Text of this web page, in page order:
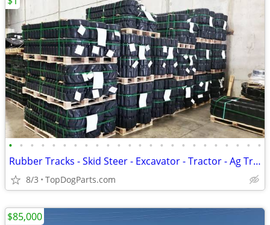
• • • • • • • • • • • • • • • • • • • • • • • •
Rubber Tracks - Skid Steer - Excavator - Tractor - Ag Track
8/3 TopDogParts.com
$85,000